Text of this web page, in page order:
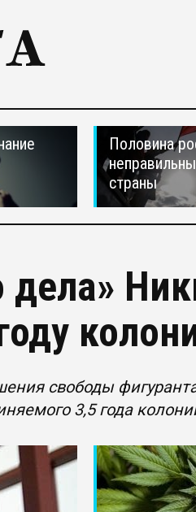
Половина
страны
дела»
свободы
3,5 года